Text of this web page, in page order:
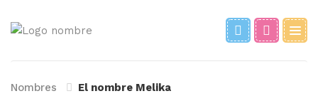
Nombres El nombre Melika